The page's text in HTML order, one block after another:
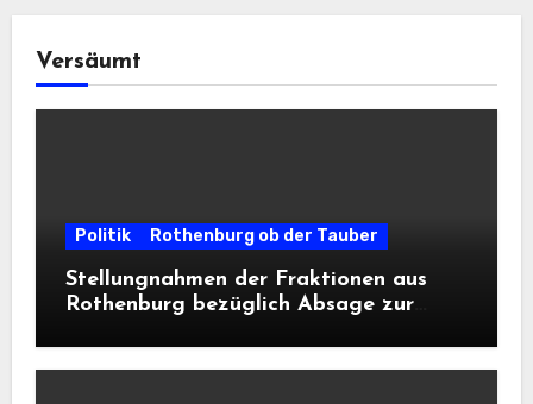
Versäumt
Politik Rothenburg ob der Tauber
Stellungnahmen der Fraktionen aus
Rothenburg bezüglich Absage zur